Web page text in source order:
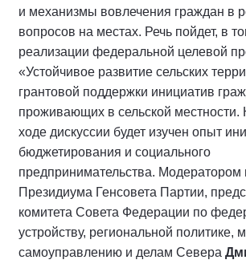
и механизмы вовлечения граждан в
вопросов на местах. Речь пойдет, в
реализации федеральной целевой
«Устойчивое развитие сельских
грантовой поддержки инициатив
проживающих в сельской местности.
ходе дискуссии будет изучен опыт
бюджетирования и социального
предпринимательства. Модератором
Президиума Генсовета Партии,
комитета Совета Федерации по
устройству, региональной политике,
самоуправлению и делам Севера